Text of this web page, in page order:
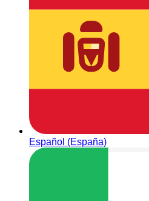
Español (España)